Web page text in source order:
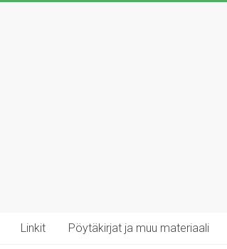
Linkit Pöytäkirjat ja muu materiaali